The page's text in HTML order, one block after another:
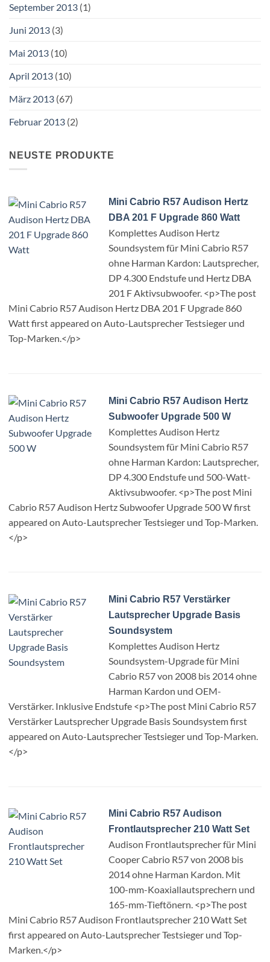
September 2013 (1)
Juni 2013 (3)
Mai 2013 (10)
April 2013 (10)
März 2013 (67)
Februar 2013 (2)
NEUSTE PRODUKTE
Mini Cabrio R57 Audison Hertz
DBA 201 F Upgrade 860 Watt
Komplettes Audison Hertz
Soundsystem für Mini Cabrio R57
ohne Harman Kardon: Lautsprecher,
DP 4.300 Endstufe und Hertz DBA
201 F Aktivsubwoofer. <p>The post
Mini Cabrio R57 Audison Hertz DBA 201 F Upgrade 860
Watt first appeared on Auto-Lautsprecher Testsieger und
Top-Marken.</p>
Mini Cabrio R57 Audison Hertz
Subwoofer Upgrade 500 W
Komplettes Audison Hertz
Soundsystem für Mini Cabrio R57
ohne Harman Kardon: Lautsprecher,
DP 4.300 Endstufe und 500-Watt-
Aktivsubwoofer. <p>The post Mini
Cabrio R57 Audison Hertz Subwoofer Upgrade 500 W first
appeared on Auto-Lautsprecher Testsieger und Top-Marken.
</p>
Mini Cabrio R57 Verstärker
Lautsprecher Upgrade Basis
Soundsystem
Komplettes Audison Hertz
Soundsystem-Upgrade für Mini
Cabrio R57 von 2008 bis 2014 ohne
Harman Kardon und OEM-
Verstärker. Inklusive Endstufe <p>The post Mini Cabrio R57
Verstärker Lautsprecher Upgrade Basis Soundsystem first
appeared on Auto-Lautsprecher Testsieger und Top-Marken.
</p>
Mini Cabrio R57 Audison
Frontlautsprecher 210 Watt Set
Audison Frontlautsprecher für Mini
Cooper Cabrio R57 von 2008 bis
2014 ohne Harman Kardon. Mit
100-mm-Koaxiallautsprechern und
165-mm-Tieftönern. <p>The post
Mini Cabrio R57 Audison Frontlautsprecher 210 Watt Set
first appeared on Auto-Lautsprecher Testsieger und Top-
Marken.</p>